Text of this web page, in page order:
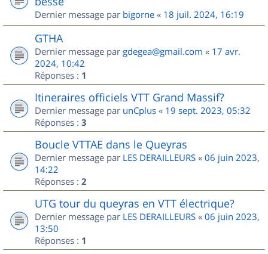
Dernier message par bigorne « 18 juil. 2024, 16:19
GTHA
Dernier message par gdegea@gmail.com « 17 avr.
2024, 10:42
Réponses : 1
Itineraires officiels VTT Grand Massif?
Dernier message par unCplus « 19 sept. 2023, 05:32
Réponses : 3
Boucle VTTAE dans le Queyras
Dernier message par LES DERAILLEURS « 06 juin 2023,
14:22
Réponses : 2
UTG tour du queyras en VTT électrique?
Dernier message par LES DERAILLEURS « 06 juin 2023,
13:50
Réponses : 1